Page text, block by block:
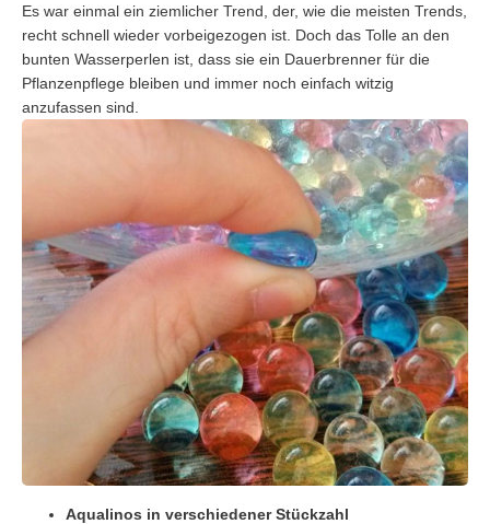
Es war einmal ein ziemlicher Trend, der, wie die meisten Trends,
recht schnell wieder vorbeigezogen ist. Doch das Tolle an den
bunten Wasserperlen ist, dass sie ein Dauerbrenner für die
Pflanzenpflege bleiben und immer noch einfach witzig
anzufassen sind.
Aqualinos in verschiedener Stückzahl